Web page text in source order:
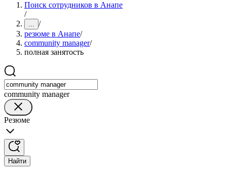
Поиск сотрудников в Анапе
/
... /
резюме в Анапе/
community manager/
полная занятость
community manager
Резюме
Найти